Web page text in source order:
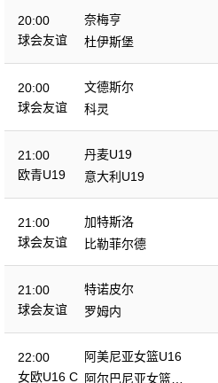
20:00
球会友谊
奈梅亨
杜伊斯堡
20:00
球会友谊
文德斯尔
科灵
21:00
欧青U19
丹麦U19
意大利U19
21:00
球会友谊
加特斯洛
比勒菲尔德
21:00
球会友谊
特诺皮尔
罗姆内
22:00
女欧U16 C
阿美尼亚女篮U16
阿尔巴尼亚女篮U1